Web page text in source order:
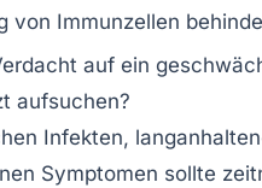
von Immunzellen
auf ein
aufsuchen?
Infekten,
Symptomen sollte